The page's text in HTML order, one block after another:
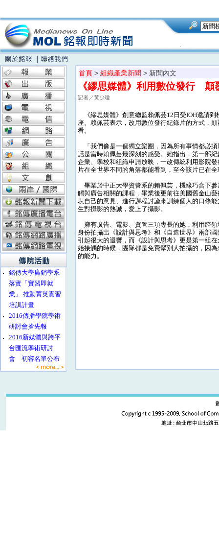
‧
銘傳大學廣銷學系
落實「實習即就
業」 推動菁英實習
培訓計畫
‧
2016傳播學院學術
研討會搶先報
‧
2016新媒體與跨平
台匯流學術研討
會 初審名單公布
首頁 > 組織產業新聞 > 新聞內文
《繆思媒體》利用數位發行 顛
記者／黃少瓊
《繆思媒體》創意總監賴佩芸12日受IOH邀請
座。賴佩芸表示，改用數位發行紀錄片的方式，
看。
「我們像是一個獨立樂團，因為所有事情都必
話是當時賴佩芸最深刻的感受。她指出，第一部
企業、學校和組織申請放映，一改傳統利用影院
片在全世界不同的角落都能看到，至今該片已在
畢業於中正大學資管系的賴佩芸，機緣巧合下
觸與廣告相關的課程，畢業後更前往美國舊金山
表自己的意見、進行課程討論來訓練個人的口條
生對攝影的熱誠，愛上了攝影。
擁有廣告、電影、資管三項專長的她，利用跨
身份拍攝出《設計與思考》和《自造世界》兩部
引起很大的迴響，而《設計與思考》更是第一組
始接觸的時候，團隊都是免費幫別人拍攝的，因
的能力。